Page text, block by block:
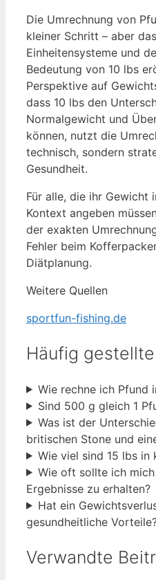
Die Umrechnung von
kleiner Schritt – aber
Einheitensysteme und
Bedeutung von 10 lbs
Perspektive auf
dass 10 lbs den
Normalgewicht und
können, nutzt die
technisch, sondern
Gesundheit.
Für alle, die ihr Gewicht
Kontext angeben
der exakten
Fehler beim
Diätplanung.
Weitere Quellen
sportfun-fishing.de
Häufig
Wie rechne ich Pfund
Sind 500 g gleich 1
Was ist der
britischen Stone und
Wie viel sind 15 lbs in
Wie oft sollte ich
Ergebnisse zu erhalten?
Hat ein
gesundheitliche
Verwandte